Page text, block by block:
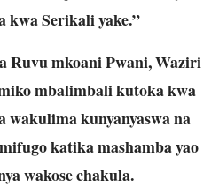
kwa Serikali yake.”
Ruvu mkoani Pwani, Waziri
mbalimbali kutoka kwa
wakulima kunyanyaswa na
katika mashamba yao
wakose chakula.